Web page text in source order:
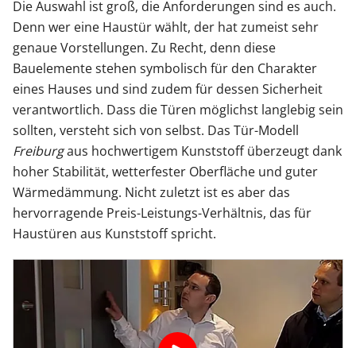
Die Auswahl ist groß, die Anforderungen sind es auch.
Denn wer eine Haustür wählt, der hat zumeist sehr
genaue Vorstellungen. Zu Recht, denn diese
Bauelemente stehen symbolisch für den Charakter
eines Hauses und sind zudem für dessen Sicherheit
verantwortlich. Dass die Türen möglichst langlebig sein
sollten, versteht sich von selbst. Das Tür-Modell
Freiburgaus hochwertigem Kunststoff überzeugt dank
hoher Stabilität, wetterfester Oberfläche und guter
Wärmedämmung. Nicht zuletzt ist es aber das
hervorragende Preis-Leistungs-Verhältnis, das für
Haustüren aus Kunststoff spricht.